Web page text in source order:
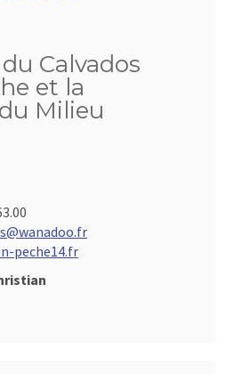
Calvados
et la
Milieu
peche14.fr